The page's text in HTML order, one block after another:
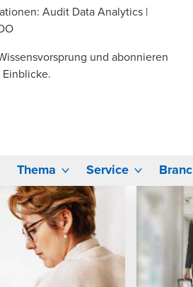
Audit Data Analytics |
und abonnieren
Thema Service